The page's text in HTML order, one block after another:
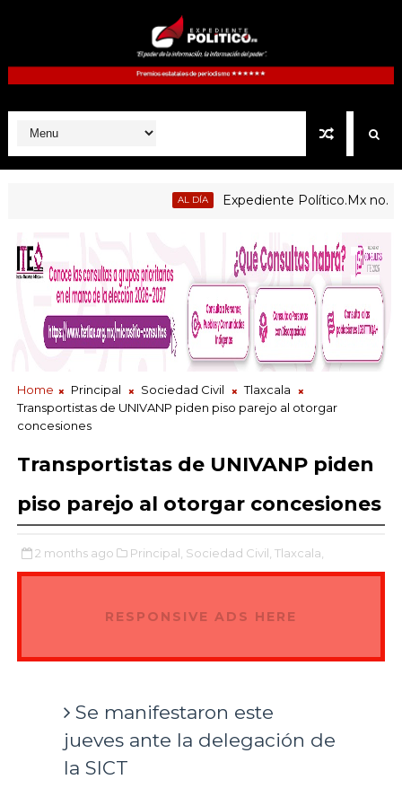
Expediente Político.Mx no. 1125
Home Principal Sociedad Civil
Tlaxcala
Transportistas de UNIVANP piden piso parejo al otorgar
concesiones
Transportistas de UNIVANP piden
piso parejo al otorgar concesiones
2 months ago Principal, Sociedad Civil, Tlaxcala,
RESPONSIVE ADS HERE
Se manifestaron este
jueves ante la delegación de
la SICT